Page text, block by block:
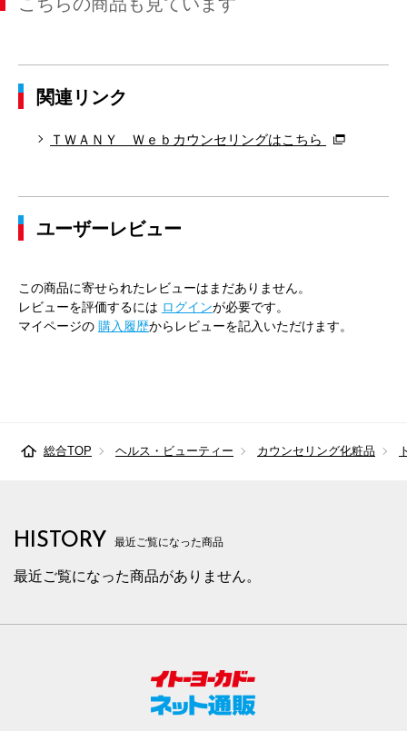
関連リンク
ＴＷＡＮＹ Ｗｅｂカウンセリングはこちら
ユーザーレビュー
この商品に寄せられたレビューはまだありません。
レビューを評価するには ログインが必要です。
マイページの 購入履歴からレビューを記入いただけます。
総合TOP ヘルス・ビューティー カウンセリング化粧品
HISTORY 最近ご覧になった商品
最近ご覧になった商品がありません。